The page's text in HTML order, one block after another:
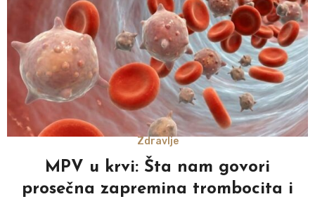
Zdravlje
MPV u krvi: Šta nam govori
prosečna zapremina trombocita i